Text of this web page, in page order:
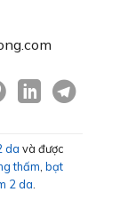
da và được
thấm, bạt
2 da.